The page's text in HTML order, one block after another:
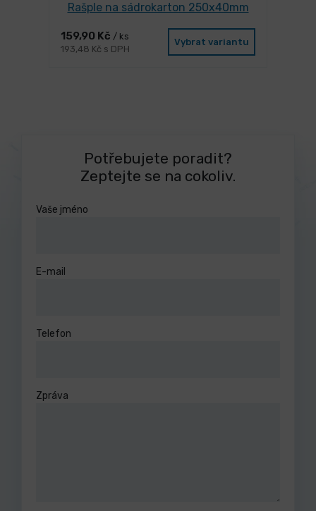
Rašple na sádrokarton 250x40mm
159,90 Kč / ks
193,48 Kč s DPH
Vybrat variantu
Potřebujete poradit?
Zeptejte se na cokoliv.
Vaše jméno
E-mail
Telefon
Zpráva